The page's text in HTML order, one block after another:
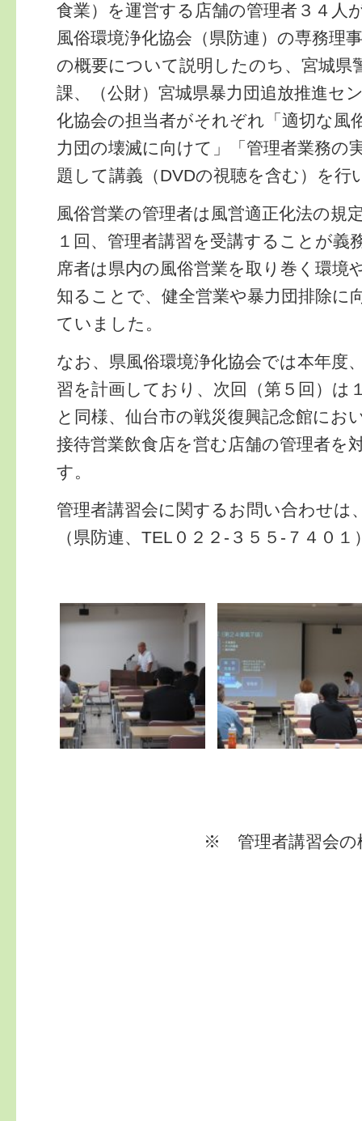
食業）を運営する店舗の管理者３４人
風俗環境浄化協会（県防連）の専務理
の概要について説明したのち、宮城県
課、（公財）宮城県暴力団追放推進セ
化協会の担当者がそれぞれ「適切な風
力団の壊滅に向けて」「管理者業務の
題して講義（DVDの視聴を含む）を行
風俗営業の管理者は風営適正化法の規
１回、管理者講習を受講することが義
席者は県内の風俗営業を取り巻く環境
知ることで、健全営業や暴力団排除に
ていました。
なお、県風俗環境浄化協会では本年度
習を計画しており、次回（第５回）は
と同様、仙台市の戦災復興記念館にお
接待営業飲食店を営む店舗の管理者を
す。
管理者講習会に関するお問い合わせは
（県防連、TEL０２２-３５５-７４０
※ 管理者講習会の